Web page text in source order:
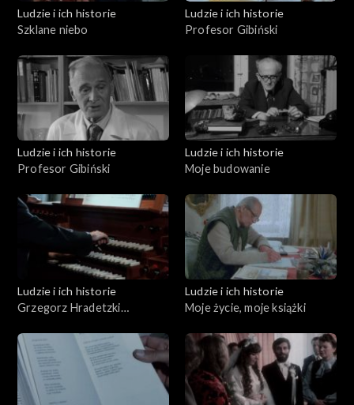
Ludzie i ich historie
Szklane niebo
Ludzie i ich historie
Profesor Gibiński
Ludzie i ich historie
Profesor Gibiński
Ludzie i ich historie
Moje budowanie
Ludzie i ich historie
Grzegorz Hradetzki
Ludzie i ich historie
Moje życie, moje książki